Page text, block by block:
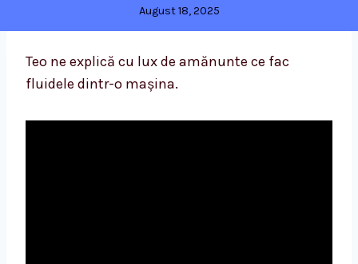
August 18, 2025
Teo ne explică cu lux de amănunte ce fac
fluidele dintr-o mașina.